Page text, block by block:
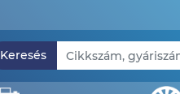
Keresés